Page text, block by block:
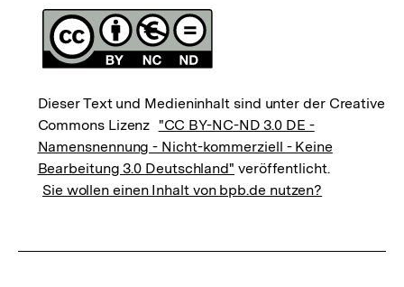
Dieser Text und Medieninhalt sind unter der Creative
Commons Lizenz "CC BY-NC-ND 3.0 DE -
Namensnennung - Nicht-kommerziell - Keine
Bearbeitung 3.0 Deutschland" veröffentlicht.
Sie wollen einen Inhalt von bpb.de nutzen?